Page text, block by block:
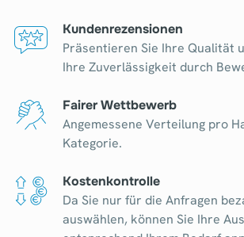
Kundenrezensionen
Präsentieren Sie Ihre Qualität
Ihre Zuverlässigkeit durch
Fairer Wettbewerb
Angemessene Verteilung pro
Kategorie.
Kostenkontrolle
Da Sie nur für die Anfragen
auswählen, können Sie Ihre